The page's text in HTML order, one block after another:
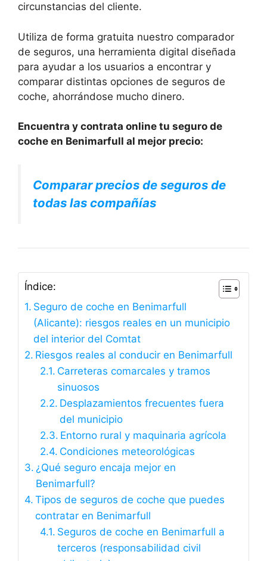
circunstancias del cliente.
Utiliza de forma gratuita nuestro comparador
de seguros, una herramienta digital diseñada
para ayudar a los usuarios a encontrar y
comparar distintas opciones de seguros de
coche, ahorrándose mucho dinero.
Encuentra y contrata online tu seguro de
coche en Benimarfull al mejor precio:
Comparar precios de seguros de
todas las compañías
Índice:
Seguro de coche en Benimarfull
(Alicante): riesgos reales en un municipio
del interior del Comtat
Riesgos reales al conducir en Benimarfull
Carreteras comarcales y tramos
sinuosos
Desplazamientos frecuentes fuera
del municipio
Entorno rural y maquinaria agrícola
Condiciones meteorológicas
¿Qué seguro encaja mejor en
Benimarfull?
Tipos de seguros de coche que puedes
contratar en Benimarfull
Seguros de coche en Benimarfull a
terceros (responsabilidad civil